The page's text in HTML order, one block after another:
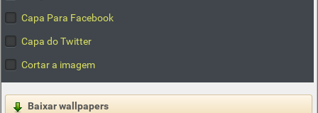
Capa Para Facebook
Capa do Twitter
Cortar a imagem
Baixar wallpapers